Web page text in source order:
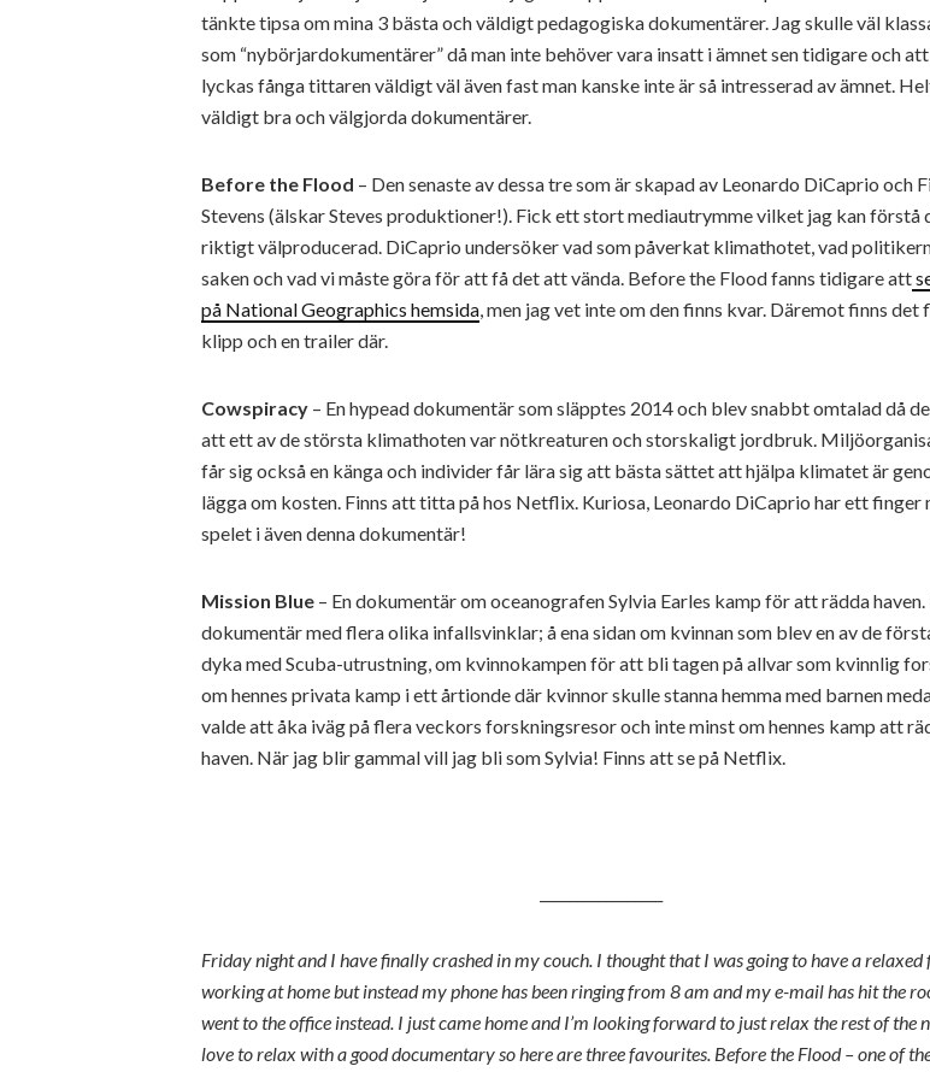
tänkte tipsa om mina 3 bästa och väldigt pedagogiska dokumentärer. Jag skulle väl
som “nybörjardokumentärer” då man inte behöver vara insatt i ämnet sen tidigare och
lyckas fånga tittaren väldigt väl även fast man kanske inte är så intresserad av ämnet.
väldigt bra och välgjorda dokumentärer.
Before the Flood – Den senaste av dessa tre som är skapad av Leonardo DiCaprio och
Stevens (älskar Steves produktioner!). Fick ett stort mediautrymme vilket jag kan förstå
riktigt välproducerad. DiCaprio undersöker vad som påverkat klimathotet, vad
saken och vad vi måste göra för att få det att vända. Before the Flood fanns tidigare att
på National Geographics hemsida, men jag vet inte om den finns kvar. Däremot finns det
klipp och en trailer där.
Cowspiracy – En hypead dokumentär som släpptes 2014 och blev snabbt omtalad då
att ett av de största klimathoten var nötkreaturen och storskaligt jordbruk.
får sig också en känga och individer får lära sig att bästa sättet att hjälpa klimatet är
lägga om kosten. Finns att titta på hos Netflix. Kuriosa, Leonardo DiCaprio har ett finger
spelet i även denna dokumentär!
Mission Blue – En dokumentär om oceanografen Sylvia Earles kamp för att rädda haven.
dokumentär med flera olika infallsvinklar; å ena sidan om kvinnan som blev en av de
dyka med Scuba-utrustning, om kvinnokampen för att bli tagen på allvar som kvinnlig
om hennes privata kamp i ett årtionde där kvinnor skulle stanna hemma med barnen
valde att åka iväg på flera veckors forskningsresor och inte minst om hennes kamp att
haven. När jag blir gammal vill jag bli som Sylvia! Finns att se på Netflix.
Friday night and I have finally crashed in my couch. I thought that I was going to have a
working at home but instead my phone has been ringing from 8 am and my e-mail has hit the
went to the office instead. I just came home and I’m looking forward to just relax the rest of the
love to relax with a good documentary so here are three favourites. Before the Flood – one of